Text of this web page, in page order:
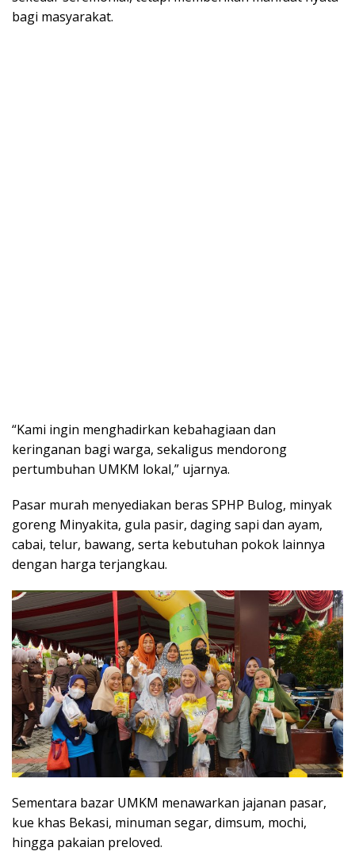
bagi masyarakat.
“Kami ingin menghadirkan kebahagiaan dan
keringanan bagi warga, sekaligus mendorong
pertumbuhan UMKM lokal,” ujarnya.
Pasar murah menyediakan beras SPHP Bulog, minyak
goreng Minyakita, gula pasir, daging sapi dan ayam,
cabai, telur, bawang, serta kebutuhan pokok lainnya
dengan harga terjangkau.
Sementara bazar UMKM menawarkan jajanan pasar,
kue khas Bekasi, minuman segar, dimsum, mochi,
hingga pakaian preloved.